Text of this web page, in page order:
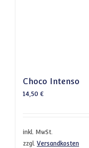
Choco Intenso
14,50 €
inkl. MwSt.
zzgl. Versandkosten